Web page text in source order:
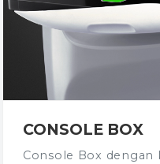
CONSOLE BOX
Console Box dengan